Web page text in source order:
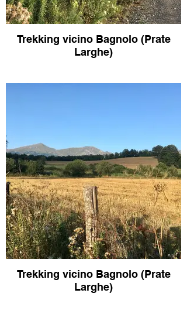
Trekking vicino Bagnolo (Prate
Larghe)
Trekking vicino Bagnolo (Prate
Larghe)